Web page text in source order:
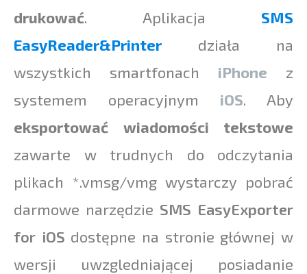
drukować. Aplikacja SMS
EasyReader&Printer działa na
wszystkich smartfonach iPhone z
systemem operacyjnym iOS. Aby
eksportować wiadomości tekstowe
zawarte w trudnych do odczytania
plikach *.vmsg/vmg wystarczy pobrać
darmowe narzędzie SMS EasyExporter
for iOS dostępne na stronie głównej w
wersji uwzgledniającej posiadanie